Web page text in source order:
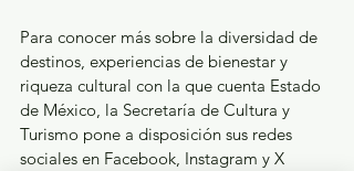
Para conocer más sobre la diversidad de
destinos, experiencias de bienestar y
riqueza cultural con la que cuenta Estado
de México, la Secretaría de Cultura y
Turismo pone a disposición sus redes
sociales en Facebook, Instagram y X